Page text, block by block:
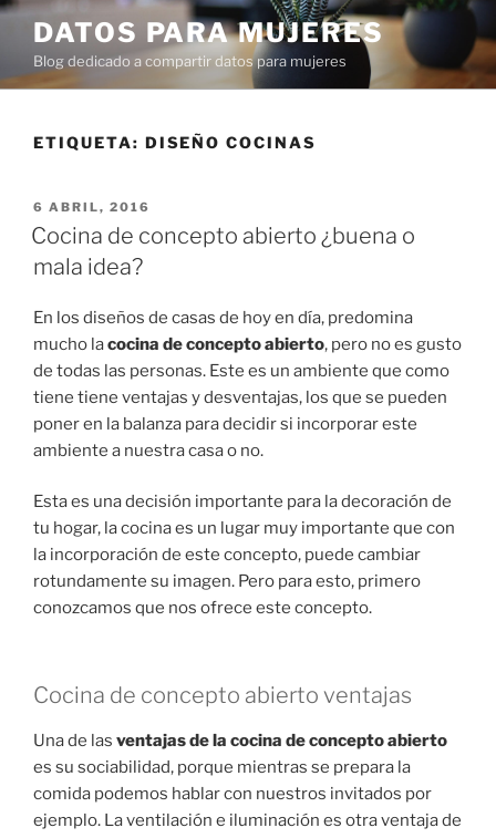
Ir
contenido
DATOS PARA MUJERES
Blog dedicado a compartir datos para mujeres
ETIQUETA: DISEÑO COCINAS
PUBLICADO
EN
6 ABRIL, 2016
Cocina de concepto abierto ¿buena o
mala idea?
En los diseños de casas de hoy en día, predomina
mucho lacocina de concepto abierto, pero no es gusto
de todas las personas. Este es un ambiente que como
tiene tiene ventajas y desventajas, los que se pueden
poner en la balanza para decidir si incorporar este
ambiente a nuestra casa o no.
Esta es una decisión importante para la decoración de
tu hogar, la cocina es un lugar muy importante que con
la incorporación de este concepto, puede cambiar
rotundamente su imagen. Pero para esto, primero
conozcamos que nos ofrece este concepto.
Cocina de concepto abierto ventajas
Una de las ventajas de la cocina de concepto abierto
es su sociabilidad, porque mientras se prepara la
comida podemos hablar con nuestros invitados por
ejemplo. La ventilación e iluminación es otra ventaja de